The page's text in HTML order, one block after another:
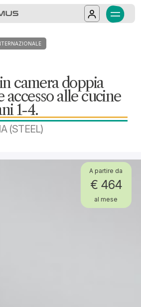
letto in camera
doppia (cucina all'11°
Log in
camera doppia
accesso alle cucine
1-4.
(STEEL)
A partire da
€ 464
al mese